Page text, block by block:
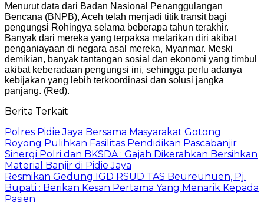
Menurut data dari Badan Nasional Penanggulangan
Bencana (BNPB), Aceh telah menjadi titik transit bagi
pengungsi Rohingya selama beberapa tahun terakhir.
Banyak dari mereka yang terpaksa melarikan diri akibat
penganiayaan di negara asal mereka, Myanmar. Meski
demikian, banyak tantangan sosial dan ekonomi yang timbul
akibat keberadaan pengungsi ini, sehingga perlu adanya
kebijakan yang lebih terkoordinasi dan solusi jangka
panjang. (Red).
Berita Terkait
Polres Pidie Jaya Bersama Masyarakat Gotong
Royong Pulihkan Fasilitas Pendidikan Pascabanjir
Sinergi Polri dan BKSDA : Gajah Dikerahkan Bersihkan
Material Banjir di Pidie Jaya
Resmikan Gedung IGD RSUD TAS Beureunuen, Pj.
Bupati : Berikan Kesan Pertama Yang Menarik Kepada
Pasien